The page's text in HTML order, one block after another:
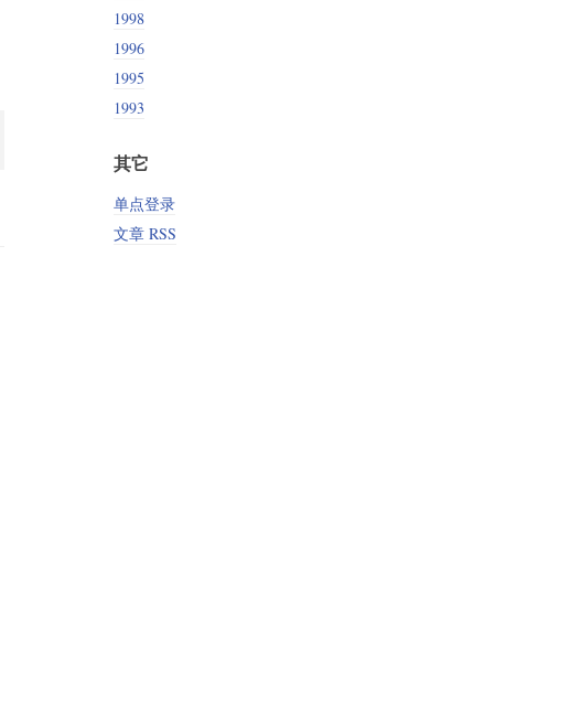
1998
1996
1995
1993
其它
单点登录
文章 RSS